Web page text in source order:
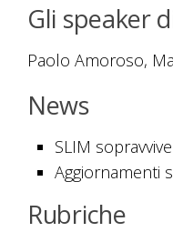
Gli speaker
Paolo Amoroso,
News
SLIM
Aggiornamenti
Rubriche